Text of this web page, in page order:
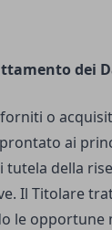
dei
o
ai
tutela della
Il Titolare
le opportune